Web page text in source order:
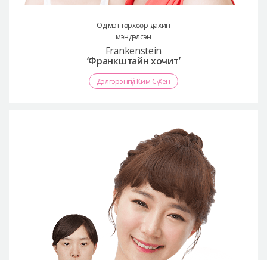
Од мэт төрхөөр дахин
мэндэлсэн
Frankenstein
‘Франкштайн хочит’
Дэлгэрэнгүй Ким Сү Хён